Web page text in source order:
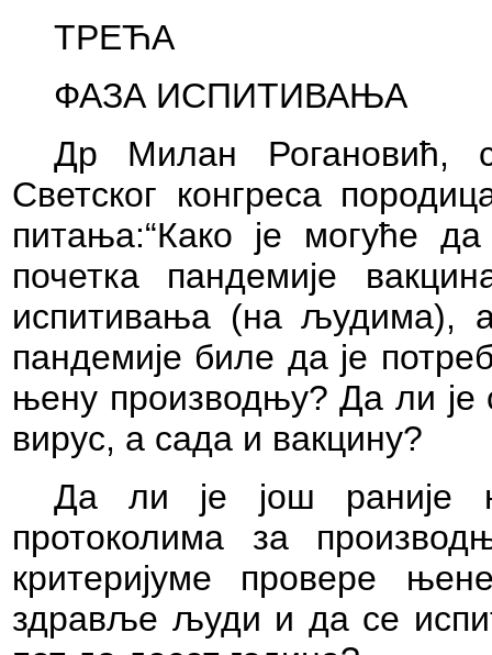
ТРЕЋА
ФАЗА
Др Милан Рогановић,
Светског конгреса
питања:“Како је могуће
почетка пандемије
испитивања (на људима),
пандемије биле да је
њену производњу? Да ли је
вирус, а
Да ли је још раније
протоколима за
критеријуме провере
здравље људи и да се